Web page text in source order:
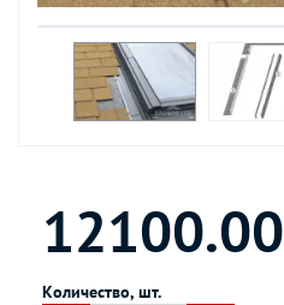
12100.00
Количество, шт.